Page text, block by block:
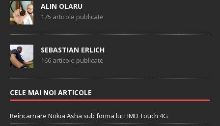
ALIN OLARU
175 articole publicate
SEBASTIAN ERLICH
166 articole publicate
CELE MAI NOI ARTICOLE
Reîncarnare Nokia Asha sub forma lui HMD Touch 4G